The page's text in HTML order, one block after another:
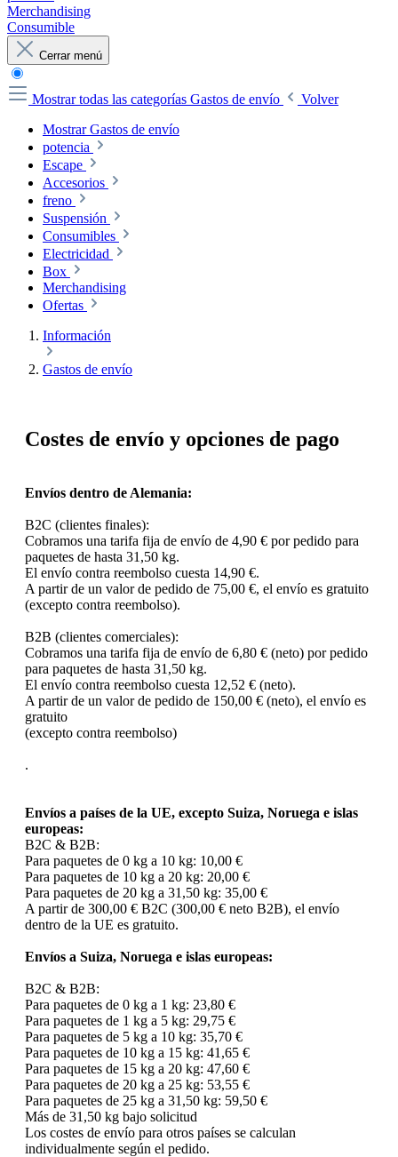
Merchandising
Consumible
Cerrar menú
Mostrar todas las categorías Gastos de envío
Volver
Mostrar Gastos de envío
potencia
Escape
Accesorios
freno
Suspensión
Consumibles
Electricidad
Box
Merchandising
Ofertas
Información
Gastos de envío
Costes de envío y opciones de pago
Envíos dentro de Alemania:
B2C (clientes finales):
Cobramos una tarifa fija de envío de 4,90 € por pedido para
paquetes de hasta 31,50 kg.
El envío contra reembolso cuesta 14,90 €.
A partir de un valor de pedido de 75,00 €, el envío es gratuito
(excepto contra reembolso).
B2B (clientes comerciales):
Cobramos una tarifa fija de envío de 6,80 € (neto) por pedido
para paquetes de hasta 31,50 kg.
El envío contra reembolso cuesta 12,52 € (neto).
A partir de un valor de pedido de 150,00 € (neto), el envío es
gratuito
(excepto contra reembolso)
.
Envíos a países de la UE, excepto Suiza, Noruega e islas
europeas:
B2C & B2B:
Para paquetes de 0 kg a 10 kg: 10,00 €
Para paquetes de 10 kg a 20 kg: 20,00 €
Para paquetes de 20 kg a 31,50 kg: 35,00 €
A partir de 300,00 € B2C (300,00 € neto B2B), el envío
dentro de la UE es gratuito.
Envíos a Suiza, Noruega e islas europeas:
B2C & B2B:
Para paquetes de 0 kg a 1 kg: 23,80 €
Para paquetes de 1 kg a 5 kg: 29,75 €
Para paquetes de 5 kg a 10 kg: 35,70 €
Para paquetes de 10 kg a 15 kg: 41,65 €
Para paquetes de 15 kg a 20 kg: 47,60 €
Para paquetes de 20 kg a 25 kg: 53,55 €
Para paquetes de 25 kg a 31,50 kg: 59,50 €
Más de 31,50 kg bajo solicitud
Los costes de envío para otros países se calculan
individualmente según el pedido.